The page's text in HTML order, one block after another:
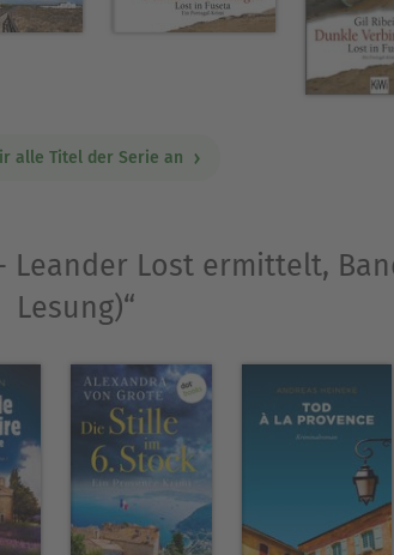
alle Titel der Serie an
Leander Lost ermittelt,
Lesung)“